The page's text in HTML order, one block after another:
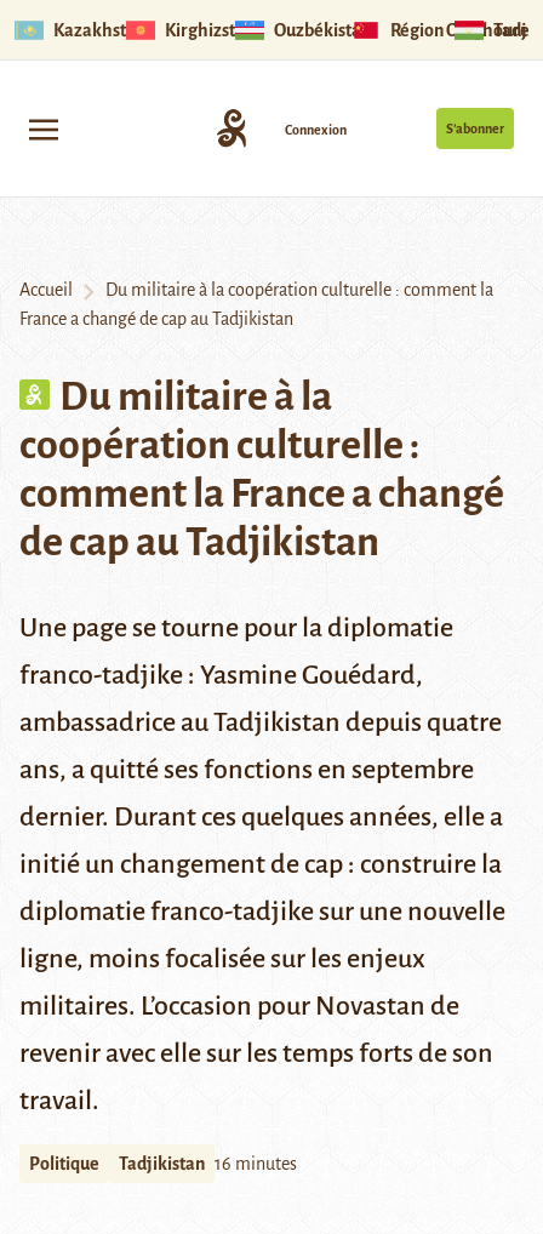
Kazakhstan Kirghizstan Ouzbékistan Région Ouïghoure
S’abonner
Connexion
Accueil
Du militaire à la coopération culturelle : comment la
France a changé de cap au Tadjikistan
Du militaire à la
coopération culturelle :
comment la France a changé
de cap au Tadjikistan
Une page se tourne pour la diplomatie
franco-tadjike : Yasmine Gouédard,
ambassadrice au Tadjikistan depuis quatre
ans, a quitté ses fonctions en septembre
dernier. Durant ces quelques années, elle a
initié un changement de cap : construire la
diplomatie franco-tadjike sur une nouvelle
ligne, moins focalisée sur les enjeux
militaires. L’occasion pour Novastan de
revenir avec elle sur les temps forts de son
travail.
Politique Tadjikistan 16 minutes